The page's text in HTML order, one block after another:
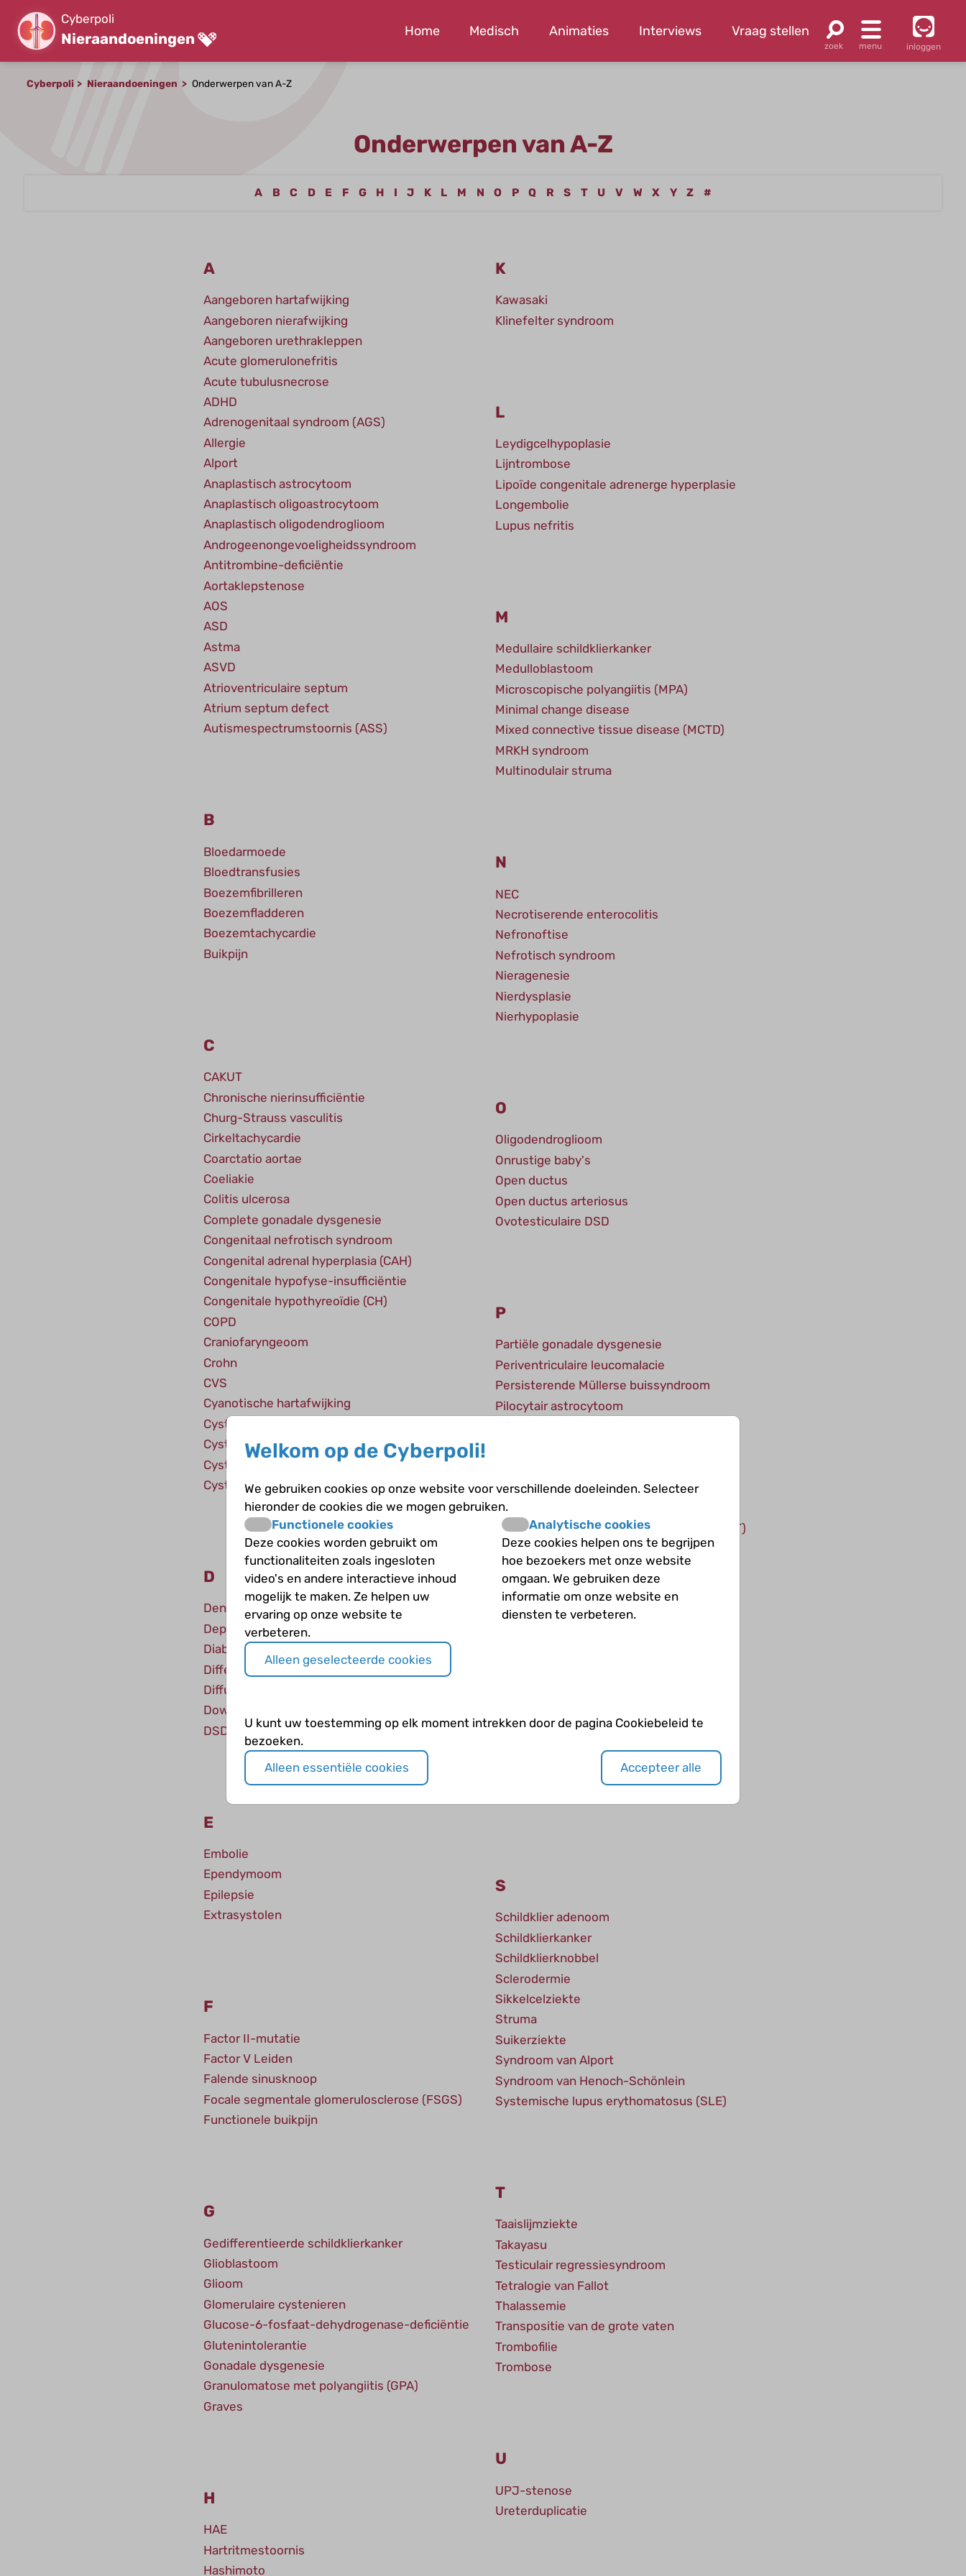
Cyberpoli
Nieraandoeningen Home Medisch Animaties Interviews Vraag stellen
inloggen
Cyberpoli Nieraandoeningen Onderwerpen van A-Z
Onderwerpen van A-Z
A B C D E F G H I J K L M N O P Q R S T U V W X Y Z #
A
Aangeboren hartafwijking
Aangeboren nierafwijking
Aangeboren urethrakleppen
Acute glomerulonefritis
Acute tubulusnecrose
ADHD
Adrenogenitaal syndroom (AGS)
Allergie
Alport
Anaplastisch astrocytoom
Anaplastisch oligoastrocytoom
Anaplastisch oligodendroglioom
Androgeenongevoeligheidssyndroom
Antitrombine-deficiëntie
Aortaklepstenose
AOS
ASD
Astma
ASVD
Atrioventriculaire septum
Atrium septum defect
Autismespectrumstoornis (ASS)
B
Bloedarmoede
Bloedtransfusies
Boezemfibrilleren
Boezemfladderen
Boezemtachycardie
Buikpijn
C
CAKUT
Chronische nierinsufficiëntie
Churg-Strauss vasculitis
Cirkeltachycardie
Coarctatio aortae
Coeliakie
Colitis ulcerosa
Complete gonadale dysgenesie
Congenitaal nefrotisch syndroom
Congenital adrenal hyperplasia (CAH)
Congenitale hypofyse-insufficiëntie
Congenitale hypothyreoïdie (CH)
COPD
Craniofaryngeoom
Crohn
CVS
Cyanotische hartafwijking
Cyste
Cystenieren
Cystic Fibrosis
Cystinose
D
Dent
Depressie
Diabetes
Differences in sex development
Diffuus astrocytoom
Downsyndroom
DSD
E
Embolie
Ependymoom
Epilepsie
Extrasystolen
F
Factor II-mutatie
Factor V Leiden
Falende sinusknoop
Focale segmentale glomerulosclerose (FSGS)
Functionele buikpijn
G
Gedifferentieerde schildklierkanker
Glioblastoom
Glioom
Glomerulaire cystenieren
Glucose-6-fosfaat-dehydrogenase-deficiëntie
Glutenintolerantie
Gonadale dysgenesie
Granulomatose met polyangiitis (GPA)
Graves
H
HAE
Hartritmestoornis
Hashimoto
K
Kawasaki
Klinefelter syndroom
L
Leydigcelhypoplasie
Lijntrombose
Lipoïde congenitale adrenerge hyperplasie
Longembolie
Lupus nefritis
M
Medullaire schildklierkanker
Medulloblastoom
Microscopische polyangiitis (MPA)
Minimal change disease
Mixed connective tissue disease (MCTD)
MRKH syndroom
Multinodulair struma
N
NEC
Necrotiserende enterocolitis
Nefronoftise
Nefrotisch syndroom
Nieragenesie
Nierdysplasie
Nierhypoplasie
O
Oligodendroglioom
Onrustige baby's
Open ductus
Open ductus arteriosus
Ovotesticulaire DSD
P
Partiële gonadale dysgenesie
Periventriculaire leucomalacie
Persisterende Müllerse buissyndroom
Pilocytair astrocytoom
Prematuur
Primaire hyperoxalurie
Primitieve neuro-ectodermale tumor (PNET)
Proteïne C-deficiëntie
Proteïne S-deficiëntie
Prune belly-syndroom
Pulmonalisstenose
Retinopathy of prematurity
S
Schildklier adenoom
Schildklierkanker
Schildklierknobbel
Sclerodermie
Sikkelcelziekte
Struma
Suikerziekte
Syndroom van Alport
Syndroom van Henoch-Schönlein
Systemische lupus erythomatosus (SLE)
T
Taaislijmziekte
Takayasu
Testiculair regressiesyndroom
Tetralogie van Fallot
Thalassemie
Transpositie van de grote vaten
Trombofilie
Trombose
U
UPJ-stenose
Ureterduplicatie
Welkom op de Cyberpoli!
We gebruiken cookies op onze website voor verschillende doeleinden. Selecteer
hieronder de cookies die we mogen gebruiken.
Functionele cookies
Deze cookies worden gebruikt om
functionaliteiten zoals ingesloten
video's en andere interactieve inhoud
mogelijk te maken. Ze helpen uw
ervaring op onze website te
verbeteren.
Analytische cookies
Deze cookies helpen ons te begrijpen
hoe bezoekers met onze website
omgaan. We gebruiken deze
informatie om onze website en
diensten te verbeteren.
Alleen geselecteerde cookies
U kunt uw toestemming op elk moment intrekken door de pagina Cookiebeleid te
bezoeken.
Alleen essentiële cookies
Accepteer alle